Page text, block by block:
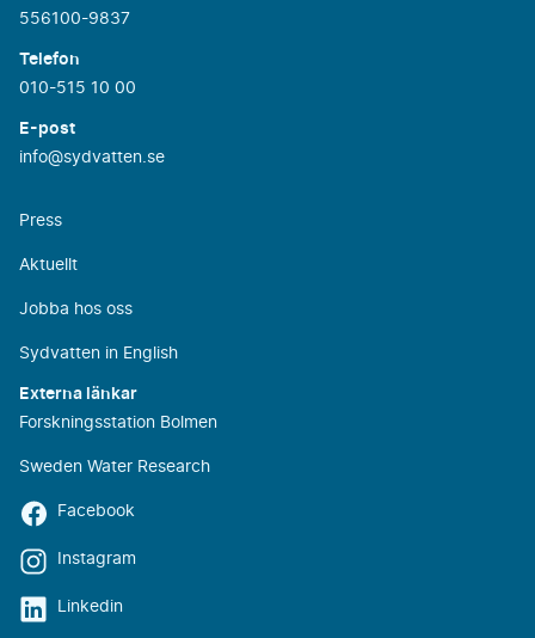
556100-9837
Telefon
010-515 10 00
E-post
info@sydvatten.se
Press
Aktuellt
Jobba hos oss
Sydvatten in English
Externa länkar
Forskningsstation Bolmen
Sweden Water Research
Facebook
Instagram
Linkedin